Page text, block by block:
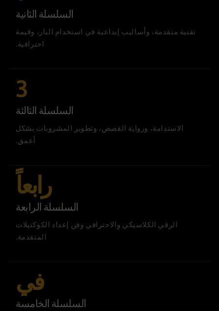
السلسلة الثانية
تقنية متقدمة، وأساليب إبداعية في استخدام البار، وقيمة
احترافية.
3
السلسلة الثالثة
الاستدامة، ورواية القصص، وتطوير المشروبات بشكل
أعمق.
رابعاً
السلسلة الرابعة
الرقي الكلاسيكي والاحترافي وفن إعداد الكوكتيلات
المتقدمة.
في
السلسلة الخامسة